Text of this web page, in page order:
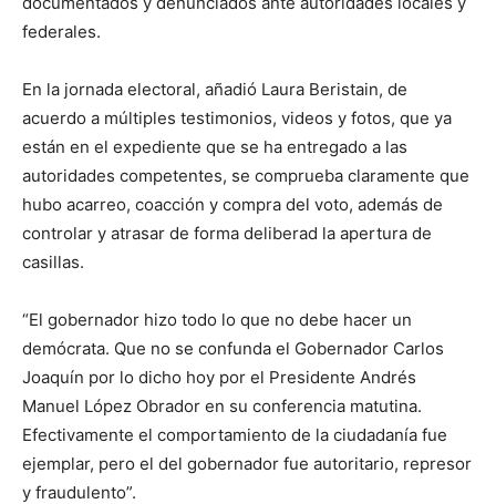
federales.
En la jornada electoral, añadió Laura Beristain, de
acuerdo a múltiples testimonios, videos y fotos, que ya
están en el expediente que se ha entregado a las
autoridades competentes, se comprueba claramente que
hubo acarreo, coacción y compra del voto, además de
controlar y atrasar de forma deliberad la apertura de
casillas.
“El gobernador hizo todo lo que no debe hacer un
demócrata. Que no se confunda el Gobernador Carlos
Joaquín por lo dicho hoy por el Presidente Andrés
Manuel López Obrador en su conferencia matutina.
Efectivamente el comportamiento de la ciudadanía fue
ejemplar, pero el del gobernador fue autoritario, represor
y fraudulento”.